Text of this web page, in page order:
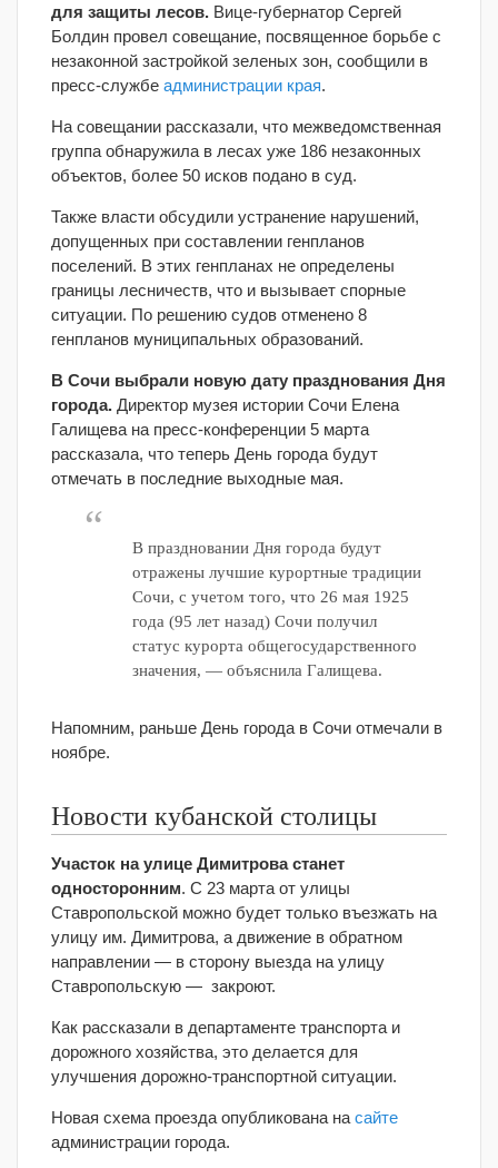
для защиты лесов. Вице-губернатор Сергей
Болдин провел совещание, посвященное борьбе с
незаконной застройкой зеленых зон, сообщили в
пресс-службе администрации края.
На совещании рассказали, что межведомственная
группа обнаружила в лесах уже 186 незаконных
объектов, более 50 исков подано в суд.
Также власти обсудили устранение нарушений,
допущенных при составлении генпланов
поселений. В этих генпланах не определены
границы лесничеств, что и вызывает спорные
ситуации. По решению судов отменено 8
генпланов муниципальных образований.
В Сочи выбрали новую дату празднования Дня
города. Директор музея истории Сочи Елена
Галищева на пресс-конференции 5 марта
рассказала, что теперь День города будут
отмечать в последние выходные мая.
В праздновании Дня города будут
отражены лучшие курортные традиции
Сочи, с учетом того, что 26 мая 1925
года (95 лет назад) Сочи получил
статус курорта общегосударственного
значения, — объяснила Галищева.
Напомним, раньше День города в Сочи отмечали в
ноябре.
Новости кубанской столицы
Участок на улице Димитрова станет
односторонним. С 23 марта от улицы
Ставропольской можно будет только въезжать на
улицу им. Димитрова, а движение в обратном
направлении — в сторону выезда на улицу
Ставропольскую — закроют.
Как рассказали в департаменте транспорта и
дорожного хозяйства, это делается для
улучшения дорожно-транспортной ситуации.
Новая схема проезда опубликована на сайте
администрации города.